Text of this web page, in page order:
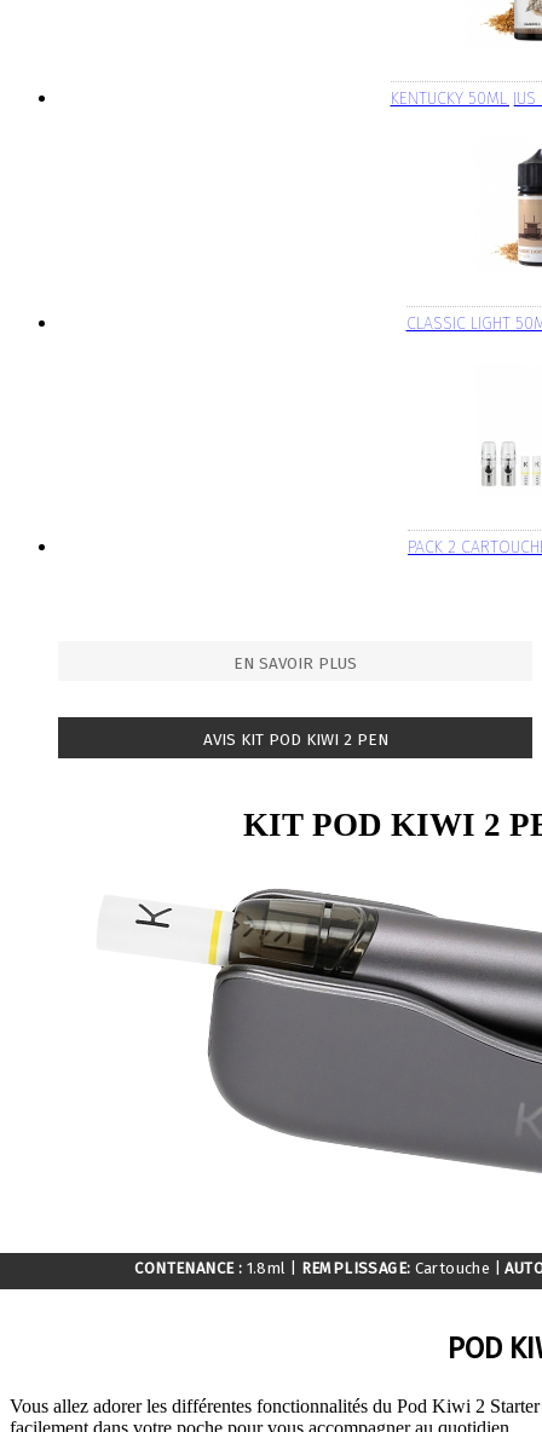
KENTUCKY 50ML
CLASSIC LIGHT
PACK 2
EN SAVOIR PLUS
AVIS KIT POD KIWI 2 PEN
KIT POD KIWI 2
CONTENANCE : 1.8ml REMPLISSAGE: Cartouche
POD
Vous allez adorer les différentes fonctionnalités du Pod Kiwi 2